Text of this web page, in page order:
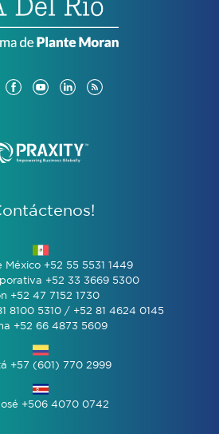
México +52 55 5531 1449
+52 33 3669 5300
+52 47 7152 1730
8100 5310 / +52 81 4624 0145
+52 66 4873 5609
+57 (601) 770 2999
+506 4070 0742